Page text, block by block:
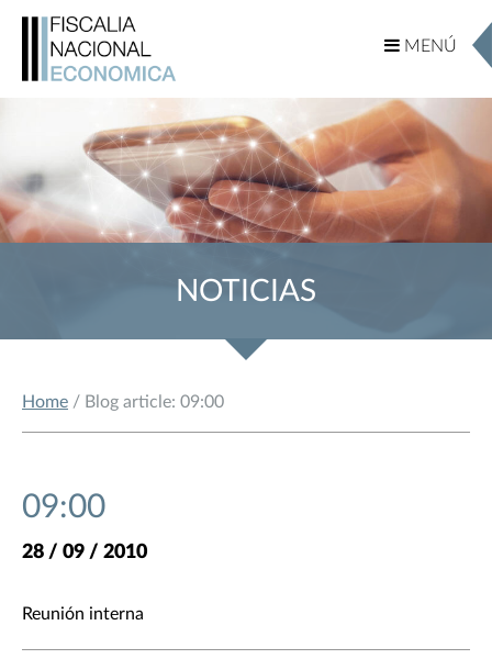
MENÚ
MENÚ
NOTICIAS
Home / Blog article: 09:00
09:00
28 / 09 / 2010
Reunión interna